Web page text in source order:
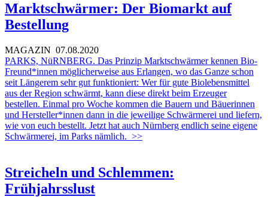
Marktschwärmer: Der Biomarkt auf
Bestellung
MAGAZIN 07.08.2020
PARKS, NüRNBERG. Das Prinzip Marktschwärmer kennen Bio-
Freund*innen möglicherweise aus Erlangen, wo das Ganze schon
seit Längerem sehr gut funktioniert: Wer für gute Biolebensmittel
aus der Region schwärmt, kann diese direkt beim Erzeuger
bestellen. Einmal pro Woche kommen die Bauern und Bäuerinnen
und Hersteller*innen dann in die jeweilige Schwärmerei und liefern,
wie von euch bestellt. Jetzt hat auch Nürnberg endlich seine eigene
Schwärmerei, im Parks nämlich. >>
Streicheln und Schlemmen:
Frühjahrsslust